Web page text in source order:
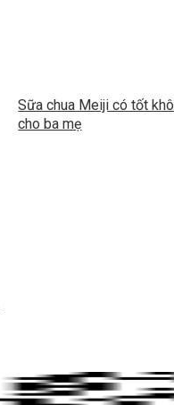
Sữa chua Meiji có tốt
cho ba mẹ